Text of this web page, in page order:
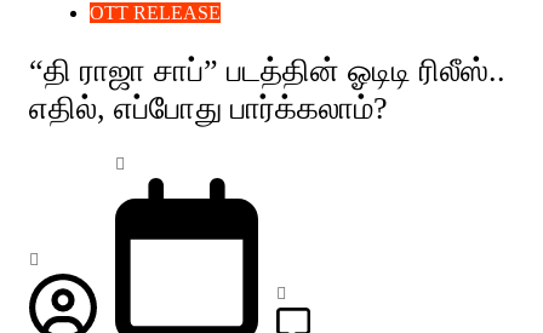
OTT RELEASE
“தி ராஜா சாப்” படத்தின் ஓடிடி ரிலீஸ்..
எதில், எப்போது பார்க்கலாம்?